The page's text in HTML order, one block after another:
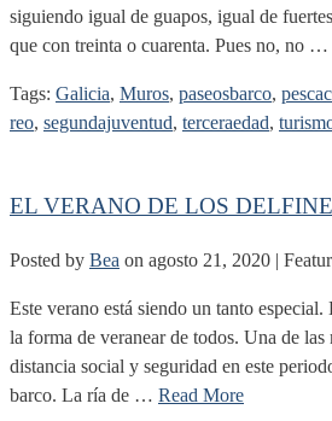
siguiendo igual de guapos, igual de
que con treinta o cuarenta. Pues no, no …
Tags: Galicia, Muros, paseosbarco,
reo, segundajuventud, terceraedad,
EL VERANO DE LOS
Posted by Bea on agosto 21, 2020 |
Este verano está siendo un tanto
la forma de veranear de todos. Una de las
distancia social y seguridad en este
barco. La ría de … Read More